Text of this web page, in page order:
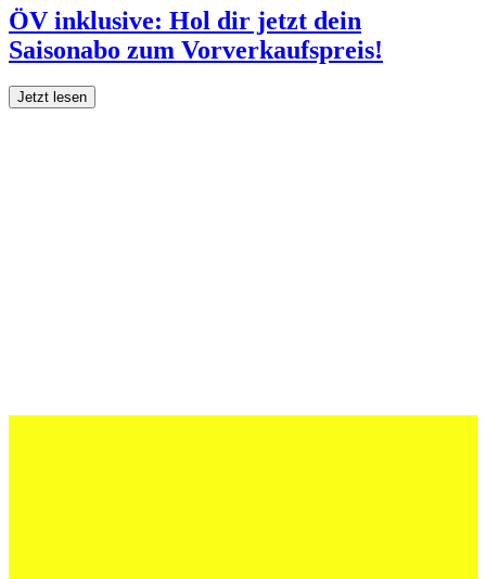
ÖV inklusive: Hol dir jetzt dein
Saisonabo zum Vorverkaufspreis!
Jetzt lesen